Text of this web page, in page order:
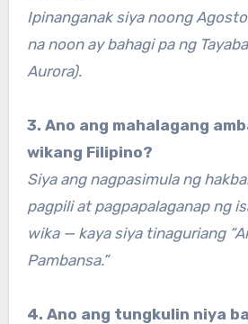
Ipinanganak siya noong Agosto
na noon ay bahagi pa ng
Aurora).
3. Ano ang mahalagang
wikang Filipino?
Siya ang nagpasimula ng
pagpili at pagpapalaganap ng
wika — kaya siya tinaguriang
Pambansa.”
4. Ano ang tungkulin niya